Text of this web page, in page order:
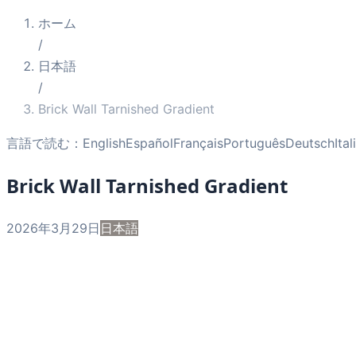
ホーム
/
日本語
/
Brick Wall Tarnished Gradient
言語で読む： EnglishEspañolFrançaisPortuguêsDeutsch
Brick Wall Tarnished Gradient
2026年3月29日 日本語